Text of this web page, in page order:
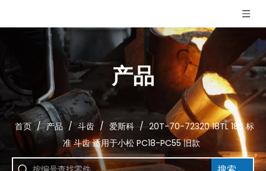
产品
首页 / 产品 / 斗齿 / 爱斯科 / 20T-70-72320 18TL 18S 标
准 斗齿 适用于小松 PC18-PC55 旧款